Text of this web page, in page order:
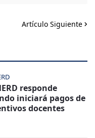
Artículo Siguiente
responde
iniciará pagos de
docentes